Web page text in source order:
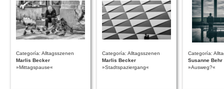
Categoría: Alltagsszenen
Marlis Becker
»Mittagspause«
Categoría: Alltagsszenen
Marlis Becker
»Stadtspaziergang«
Categoría:
Susanne Behr
»Ausweg?«